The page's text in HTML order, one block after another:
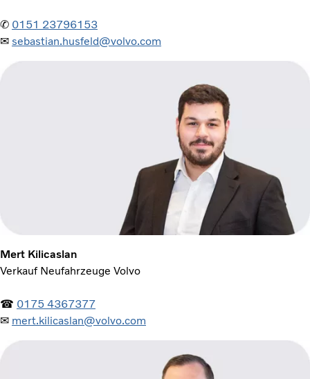
✆ 0151 23796153
✉ sebastian.husfeld@volvo.com
Mert Kilicaslan
Verkauf Neufahrzeuge Volvo
☎ 0175 4367377
✉ mert.kilicaslan@volvo.com